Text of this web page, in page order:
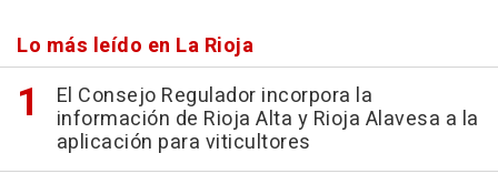
Lo más leído en La Rioja
El Consejo Regulador incorpora la
información de Rioja Alta y Rioja Alavesa a la
aplicación para viticultores